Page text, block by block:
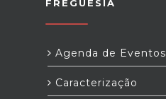
FREGUESIA
Agenda de Eventos
Caracterização